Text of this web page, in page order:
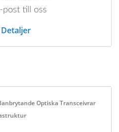
post till oss
Optiska Transceivrar